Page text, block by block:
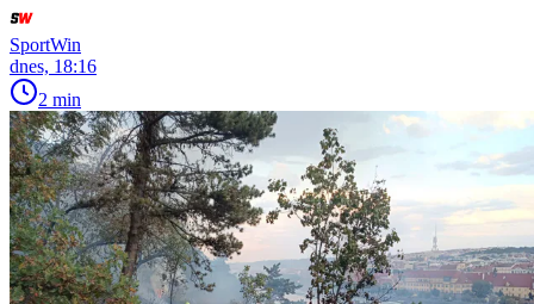
SportWin
dnes, 18:16
2 min